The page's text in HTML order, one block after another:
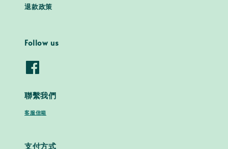
退款政策
Follow us
聯繫我們
客服信箱
支付方式